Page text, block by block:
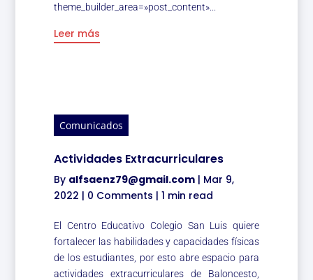
theme_builder_area=»post_content»...
Leer más
Comunicados
Actividades Extracurriculares
By alfsaenz79@gmail.com | Mar 9,
2022 | 0 Comments |1 min read
El Centro Educativo Colegio San Luis quiere
fortalecer las habilidades y capacidades físicas
de los estudiantes, por esto abre espacio para
actividades extracurriculares de Baloncesto,